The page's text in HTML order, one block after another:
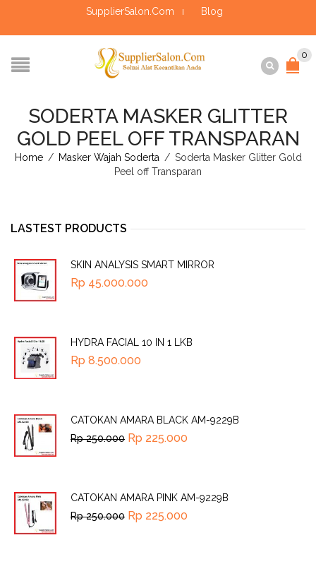
SupplierSalon.Com Blog
0
SODERTA MASKER GLITTER
GOLD PEEL OFF TRANSPARAN
Home / Masker Wajah Soderta / Soderta Masker Glitter Gold
Peel off Transparan
LASTEST PRODUCTS
SKIN ANALYSIS SMART MIRROR
Rp 45.000.000
HYDRA FACIAL 10 IN 1 LKB
Rp 8.500.000
CATOKAN AMARA BLACK AM-9229B
Rp250.000 Rp 225.000
CATOKAN AMARA PINK AM-9229B
Rp250.000 Rp 225.000